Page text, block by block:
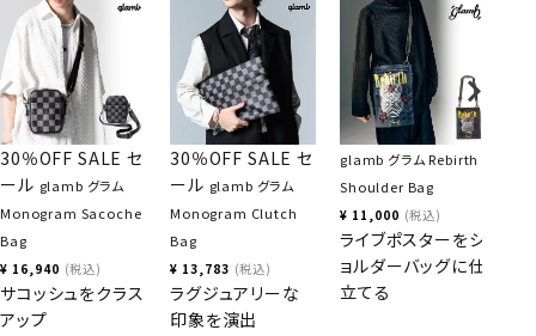
30％OFF SALE セ
ール glamb グラム
Monogram Sacoche
Bag
¥ 16,940 税込
サコッシュをクラス
アップ
30％OFF SALE セ
ール glamb グラム
Monogram Clutch
Bag
¥ 13,783 税込
ラグジュアリーな
印象を演出
glamb グラム Rebirth
Shoulder Bag
¥ 11,000 税込
ライブポスターをシ
ョルダーバッグに仕
立てる